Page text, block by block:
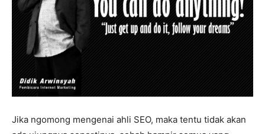
Jika ngomong mengenai ahli SEO, maka tentu tidak akan